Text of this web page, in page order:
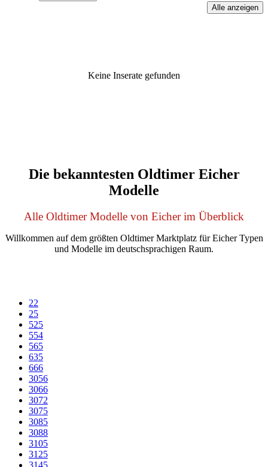
Keine Inserate gefunden
Die bekanntesten Oldtimer Eicher
Modelle
Alle Oldtimer Modelle von Eicher im Überblick
Willkommen auf dem größten Oldtimer Marktplatz für Eicher Typen
und Modelle im deutschsprachigen Raum.
22
25
525
554
565
635
666
3056
3066
3072
3075
3085
3088
3105
3125